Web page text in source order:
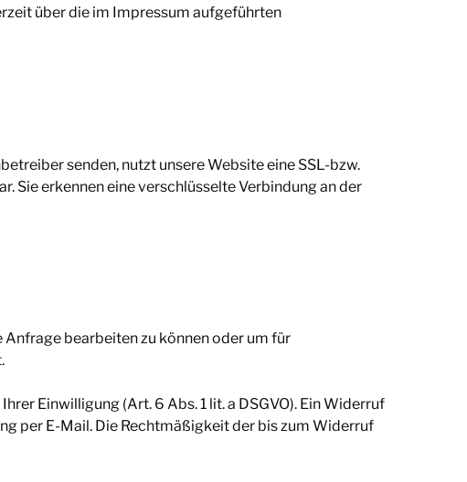
über die im Impressum aufgeführten
senden, nutzt unsere Website eine SSL-bzw.
Sie erkennen eine verschlüsselte Verbindung an der
bearbeiten zu können oder um für
Einwilligung (Art. 6 Abs. 1 lit. a DSGVO). Ein Widerruf
per E-Mail. Die Rechtmäßigkeit der bis zum Widerruf